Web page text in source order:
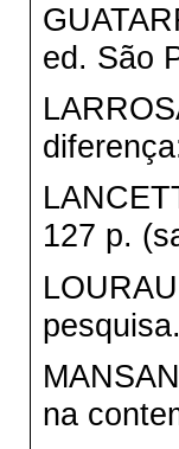
ed. São
127 p.
na